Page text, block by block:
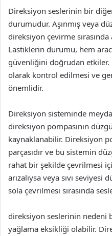
Direksiyon seslerinin bir
durumudur. Aşınmış veya
direksiyon çevirme
Lastiklerin durumu, hem
güvenliğini doğrudan
olarak kontrol edilmesi ve
önemlidir.
Direksiyon sisteminde
direksiyon pompasının
kaynaklanabilir. Direksiyon
parçasıdır ve bu sistemin
rahat bir şekilde çevrilmesi
arızalıysa veya sıvı
sola çevrilmesi sırasında
direksiyon seslerinin nedeni
yağlama eksikliği olabilir.